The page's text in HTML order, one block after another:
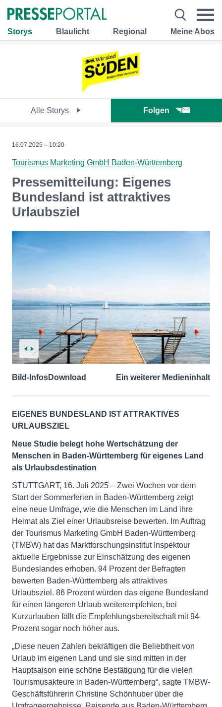
Storys Blaulicht Regional Meine Abos
Alle Storys Folgen
16.07.2025 – 10:20
Tourismus Marketing GmbH Baden-Württemberg
Pressemitteilung: Eigenes
Bundesland ist attraktives
Urlaubsziel
Bild-InfosDownload Ein weiterer Medieninhalt
EIGENES BUNDESLAND IST ATTRAKTIVES
URLAUBSZIEL
Neue Studie belegt hohe Wertschätzung der
Menschen in Baden-Württemberg für eigenes Land
als Urlaubsdestination
STUTTGART, 16. Juli 2025 – Zwei Wochen vor dem
Start der Sommerferien in Baden-Württemberg zeigt
eine neue Umfrage, wie die Menschen im Land ihre
Heimat als Ziel einer Urlaubsreise bewerten. Im Auftrag
der Tourismus Marketing GmbH Baden-Württemberg
(TMBW) hat das Marktforschungsinstitut Inspektour
aktuelle Ergebnisse zur Einschätzung des eigenen
Bundeslandes erhoben. 94 Prozent der Befragten
bewerten Baden-Württemberg als attraktives
Urlaubsziel. 86 Prozent würden das eigene Bundesland
für einen längeren Urlaub weiterempfehlen, bei
Kurzurlauben fällt die Empfehlungsbereitschaft mit 94
Prozent sogar noch höher aus.
„Diese neuen Zahlen bekräftigen die Beliebtheit von
Urlaub im eigenen Land und sie sind mitten in der
Hauptsaison eine schöne Bestätigung für die vielen
Tourismusakteure in Baden-Württemberg“, sagte TMBW-
Geschäftsführerin Christine Schönhuber über die